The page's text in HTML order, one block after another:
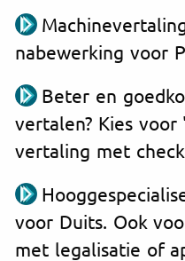
nabewerking voor
Beter en
vertalen? Kies
vertaling met
voor Duits. Ook
met legalisatie of